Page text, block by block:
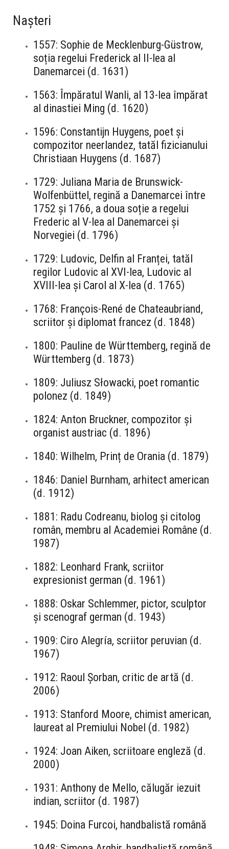
Nașteri
1557: Sophie de Mecklenburg-Güstrow,
soția regelui Frederick al II-lea al
Danemarcei (d. 1631)
1563: Împăratul Wanli, al 13-lea împărat
al dinastiei Ming (d. 1620)
1596: Constantijn Huygens, poet și
compozitor neerlandez, tatăl fizicianului
Christiaan Huygens (d. 1687)
1729: Juliana Maria de Brunswick-
Wolfenbüttel, regină a Danemarcei între
1752 și 1766, a doua soție a regelui
Frederic al V-lea al Danemarcei și
Norvegiei (d. 1796)
1729: Ludovic, Delfin al Franței, tatăl
regilor Ludovic al XVI-lea, Ludovic al
XVIII-lea și Carol al X-lea (d. 1765)
1768: François-René de Chateaubriand,
scriitor și diplomat francez (d. 1848)
1800: Pauline de Württemberg, regină de
Württemberg (d. 1873)
1809: Juliusz Słowacki, poet romantic
polonez (d. 1849)
1824: Anton Bruckner, compozitor și
organist austriac (d. 1896)
1840: Wilhelm, Prinț de Orania (d. 1879)
1846: Daniel Burnham, arhitect american
(d. 1912)
1881: Radu Codreanu, biolog și citolog
român, membru al Academiei Române (d.
1987)
1882: Leonhard Frank, scriitor
expresionist german (d. 1961)
1888: Oskar Schlemmer, pictor, sculptor
și scenograf german (d. 1943)
1909: Ciro Alegría, scriitor peruvian (d.
1967)
1912: Raoul Șorban, critic de artă (d.
2006)
1913: Stanford Moore, chimist american,
laureat al Premiului Nobel (d. 1982)
1924: Joan Aiken, scriitoare engleză (d.
2000)
1931: Anthony de Mello, călugăr iezuit
indian, scriitor (d. 1987)
1945: Doina Furcoi, handbalistă română